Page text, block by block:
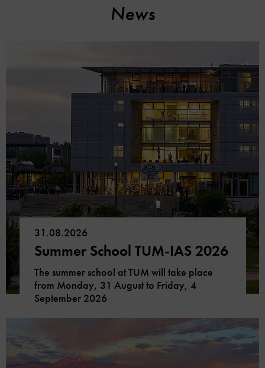
News
31.08.2026
Summer School TUM-IAS 2026
The summer school at TUM will take place
from Monday, 31 August to Friday, 4
September 2026